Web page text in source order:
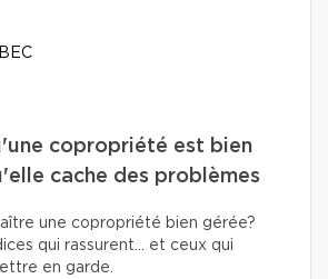
copropriété est bien
cache des problèmes
une copropriété bien gérée?
qui rassurent… et ceux qui
en garde.